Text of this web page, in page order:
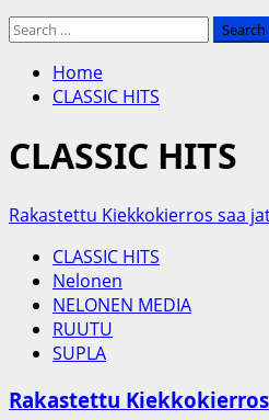
Search
Home
CLASSIC HITS
CLASSIC HITS
Rakastettu Kiekkokierros saa
CLASSIC HITS
Nelonen
NELONEN MEDIA
RUUTU
SUPLA
Rakastettu